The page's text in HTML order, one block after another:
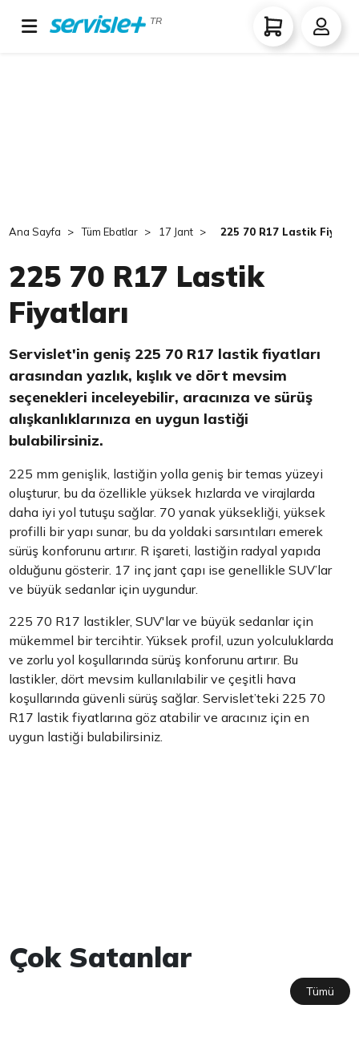
TR
Ana Sayfa Tüm Ebatlar 17 Jant 225 70 R17 Lastik
225 70 R17 Lastik
Fiyatları
Servislet'in geniş 225 70 R17 lastik fiyatları
arasından yazlık, kışlık ve dört mevsim
seçenekleri inceleyebilir, aracınıza ve sürüş
alışkanlıklarınıza en uygun lastiği
bulabilirsiniz.
225 mm genişlik, lastiğin yolla geniş bir temas yüzeyi
oluşturur, bu da özellikle yüksek hızlarda ve virajlarda
daha iyi yol tutuşu sağlar. 70 yanak yüksekliği, yüksek
profilli bir yapı sunar, bu da yoldaki sarsıntıları emerek
sürüş konforunu artırır. R işareti, lastiğin radyal yapıda
olduğunu gösterir. 17 inç jant çapı ise genellikle SUV’lar
ve büyük sedanlar için uygundur.
225 70 R17 lastikler, SUV'lar ve büyük sedanlar için
mükemmel bir tercihtir. Yüksek profil, uzun yolculuklarda
ve zorlu yol koşullarında sürüş konforunu artırır. Bu
lastikler, dört mevsim kullanılabilir ve çeşitli hava
koşullarında güvenli sürüş sağlar. Servislet’teki 225 70
R17 lastik fiyatlarına göz atabilir ve aracınız için en
uygun lastiği bulabilirsiniz.
Çok Satanlar
Tümü